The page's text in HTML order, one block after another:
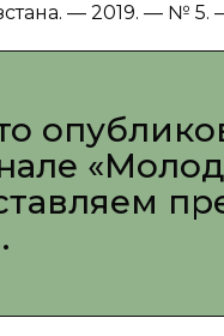
— 2019. — № 5. —